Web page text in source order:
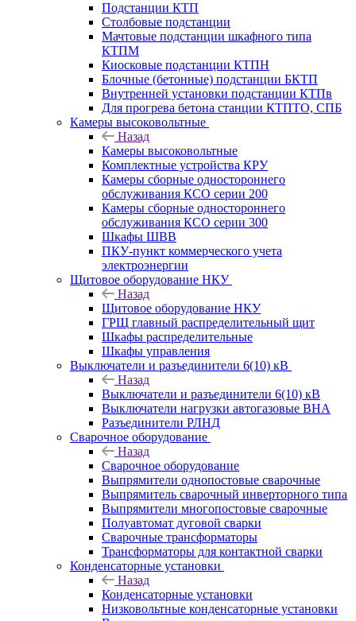
Подстанции КТП
Столбовые подстанции
Мачтовые подстанции шкафного типа
КТПМ
Киосковые подстанции КТПН
Блочные (бетонные) подстанции БКТП
Внутренней установки подстанции КТПв
Для прогрева бетона станции КТПТО, СПБ
Камеры высоковольтные
Назад
Камеры высоковольтные
Комплектные устройства КРУ
Камеры сборные одностороннего
обслуживания КСО серии 200
Камеры сборные одностороннего
обслуживания КСО серии 300
Шкафы ШВВ
ПКУ-пункт коммерческого учета
электроэнергии
Щитовое оборудование НКУ
Назад
Щитовое оборудование НКУ
ГРЩ главный распределительный щит
Шкафы распределительные
Шкафы управления
Выключатели и разъединители 6(10) кВ
Назад
Выключатели и разъединители 6(10) кВ
Выключатели нагрузки автогазовые ВНА
Разъединители РЛНД
Сварочное оборудование
Назад
Сварочное оборудование
Выпрямители однопостовые сварочные
Выпрямитель сварочный инверторного типа
Выпрямители многопостовые сварочные
Полуавтомат дуговой сварки
Сварочные трансформаторы
Трансформаторы для контактной сварки
Конденсаторные установки
Назад
Конденсаторные установки
Низковольтные конденсаторные установки